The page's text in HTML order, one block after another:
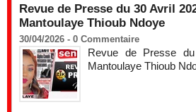
Revue de Presse du 30 Avril
Mantoulaye Thioub Ndoye
30/04/2026 - 0 Commentaire
Revue de Presse
Mantoulaye Thioub